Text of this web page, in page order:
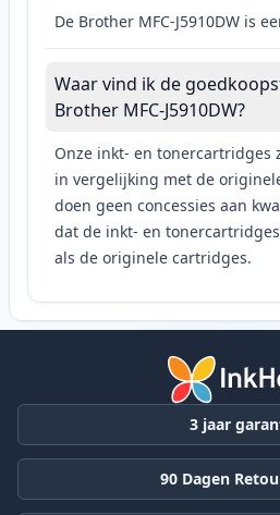
De Brother MFC-J5910DW is
Waar vind ik de
Brother MFC-J5910DW?
Onze inkt- en tonercartridges
in vergelijking met de
doen geen concessies aan
dat de inkt- en
als de originele cartridges.
3 jaar
90 Dagen